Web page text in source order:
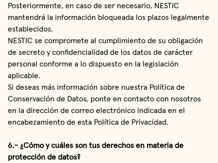
Posteriormente, en caso de ser necesario, NESTIC
mantendrá la información bloqueada los plazos legalmente
establecidos.
NESTIC se compromete al cumplimiento de su obligación
de secreto y confidencialidad de los datos de carácter
personal conforme a lo dispuesto en la legislación
aplicable.
Si deseas más información sobre nuestra Política de
Conservación de Datos, ponte en contacto con nosotros
en la dirección de correo electrónico indicada en el
encabezamiento de esta Política de Privacidad.
6.- ¿Cómo y cuáles son tus derechos en materia de
protección de datos?